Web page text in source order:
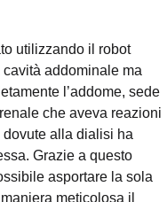
utilizzando il robot
addominale ma
l’addome, sede
che aveva reazioni
alla dialisi ha
Grazie a questo
asportare la sola
meticolosa il